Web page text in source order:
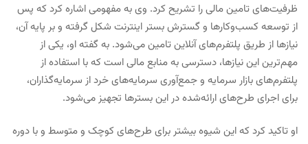
ظرفیت‌های تامین مالی را تشریح کرد. وی به مفهومی اشاره کرد که پس
از توسعه کسب‌وکارها و گسترش بستر اینترنت شکل گرفته و بر پایه آن،
نیازها از طریق پلتفرم‌های آنلاین تامین می‌شود. به گفته او، یکی از
مهم‌ترین این نیازها، دسترسی به منابع مالی است که با استفاده از
پلتفرم‌های بازار سرمایه و جمع‌آوری سرمایه‌های خرد از سرمایه‌گذاران،
برای اجرای طرح‌های ارائه‌شده در این بسترها تجهیز می‌شود.
او تاکید کرد که این شیوه بیشتر برای طرح‌های کوچک و متوسط و با دوره